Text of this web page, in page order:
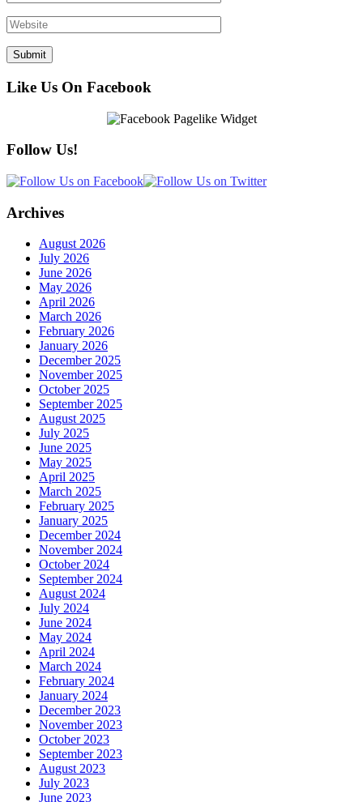
Like Us On Facebook
Follow Us!
Archives
August 2026
July 2026
June 2026
May 2026
April 2026
March 2026
February 2026
January 2026
December 2025
November 2025
October 2025
September 2025
August 2025
July 2025
June 2025
May 2025
April 2025
March 2025
February 2025
January 2025
December 2024
November 2024
October 2024
September 2024
August 2024
July 2024
June 2024
May 2024
April 2024
March 2024
February 2024
January 2024
December 2023
November 2023
October 2023
September 2023
August 2023
July 2023
June 2023